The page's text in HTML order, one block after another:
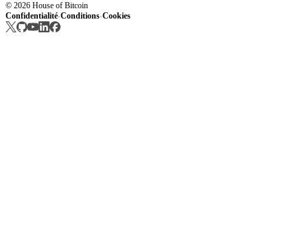
© 2026 House of Bitcoin
Confidentialité·Conditions·Cookies